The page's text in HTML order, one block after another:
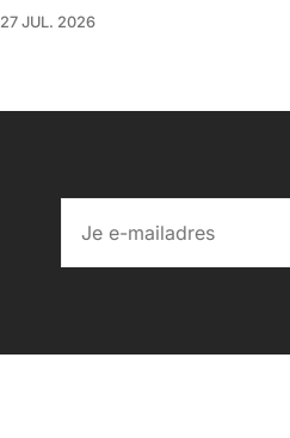
27 JUL. 2026